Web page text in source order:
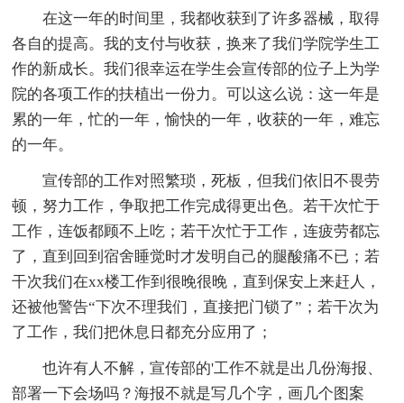
在这一年的时间里，我都收获到了许多器械，取得
各自的提高。我的支付与收获，换来了我们学院学生工
作的新成长。我们很幸运在学生会宣传部的位子上为学
院的各项工作的扶植出一份力。可以这么说：这一年是
累的一年，忙的一年，愉快的一年，收获的一年，难忘
的一年。
宣传部的工作对照繁琐，死板，但我们依旧不畏劳
顿，努力工作，争取把工作完成得更出色。若干次忙于
工作，连饭都顾不上吃；若干次忙于工作，连疲劳都忘
了，直到回到宿舍睡觉时才发明自己的腿酸痛不已；若
干次我们在xx楼工作到很晚很晚，直到保安上来赶人，
还被他警告“下次不理我们，直接把门锁了”；若干次为
了工作，我们把休息日都充分应用了；
也许有人不解，宣传部的'工作不就是出几份海报、
部署一下会场吗？海报不就是写几个字，画几个图案